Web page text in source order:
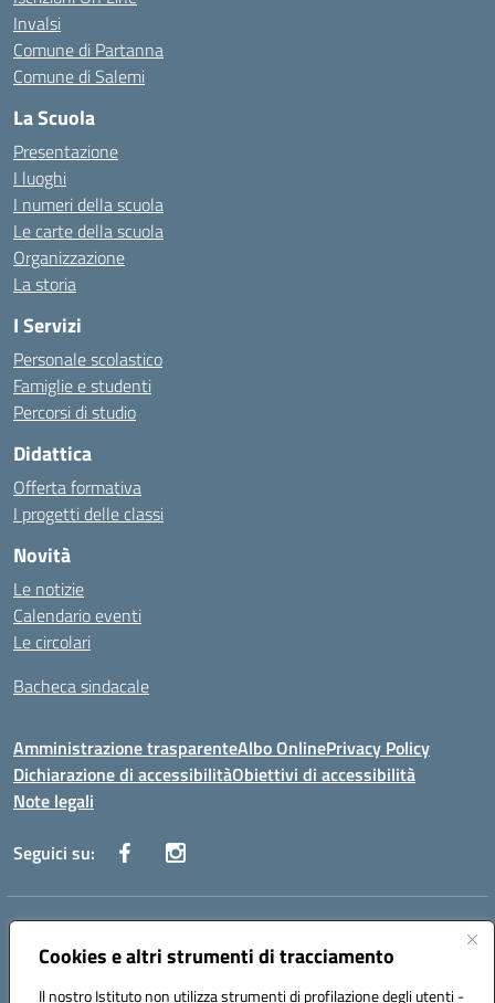
Cookies e altri strumenti di tracciamento
Il nostro Istituto non utilizza strumenti di profilazione degli utenti -
Invalsi
Comune di Partanna
Comune di Salemi
La Scuola
Presentazione
I luoghi
I numeri della scuola
Le carte della scuola
Organizzazione
La storia
I Servizi
Personale scolastico
Famiglie e studenti
Percorsi di studio
Didattica
Offerta formativa
I progetti delle classi
Novità
Le notizie
Calendario eventi
Le circolari
Bacheca sindacale
Amministrazione trasparenteAlbo OnlinePrivacy Policy
Dichiarazione di accessibilitàObiettivi di accessibilità
Note legali
Seguici su:
Indirizzo:
Centralino:0924 534873 Salemi - 0924534879 Partanna